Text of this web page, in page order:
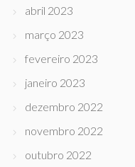
abril 2023
março 2023
fevereiro 2023
janeiro 2023
dezembro 2022
novembro 2022
outubro 2022